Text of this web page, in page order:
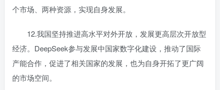
个市场、两种资源，实现自身发展。
12.我国坚持推进高水平对外开放，发展更高层次开放型
经济。DeepSeek参与发展中国家数字化建设，推动了国际
产能合作，促进了相关国家的发展，也为自身开拓了更广阔
的市场空间。